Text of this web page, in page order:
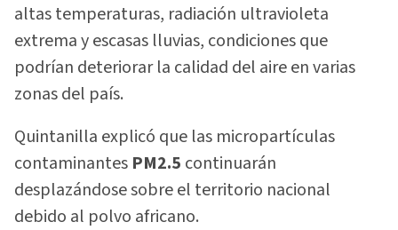
altas temperaturas, radiación ultravioleta
extrema y escasas lluvias, condiciones que
podrían deteriorar la calidad del aire en varias
zonas del país.
Quintanilla explicó que las micropartículas
contaminantes PM2.5 continuarán
desplazándose sobre el territorio nacional
debido al polvo africano.